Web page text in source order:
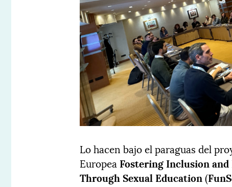
Lo hacen bajo el paraguas del
Europea Fostering Inclusion
Through Sexual Education(